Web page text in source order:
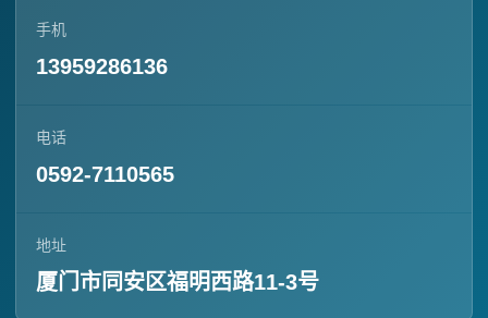
手机
13959286136
电话
0592-7110565
地址
厦门市同安区福明西路11-3号